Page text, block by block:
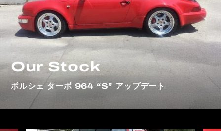
Our Stock
ポルシェ ターボ 964 “S” アップデート